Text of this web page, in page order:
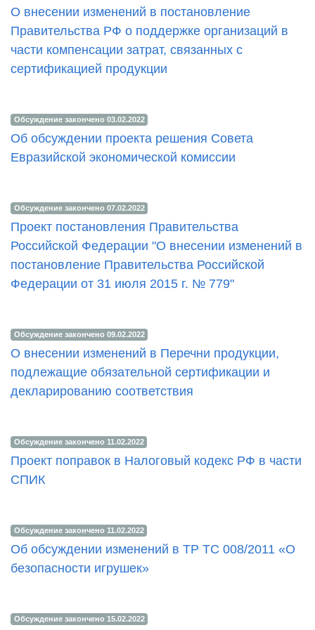
О внесении изменений в постановление
Правительства РФ о поддержке организаций в
части компенсации затрат, связанных с
сертификацией продукции
Обсуждение закончено 03.02.2022
Об обсуждении проекта решения Совета
Евразийской экономической комиссии
Обсуждение закончено 07.02.2022
Проект постановления Правительства
Российской Федерации "О внесении изменений в
постановление Правительства Российской
Федерации от 31 июля 2015 г. № 779"
Обсуждение закончено 09.02.2022
О внесении изменений в Перечни продукции,
подлежащие обязательной сертификации и
декларированию соответствия
Обсуждение закончено 11.02.2022
Проект поправок в Налоговый кодекс РФ в части
СПИК
Обсуждение закончено 11.02.2022
Об обсуждении изменений в ТР ТС 008/2011 «О
безопасности игрушек»
Обсуждение закончено 15.02.2022